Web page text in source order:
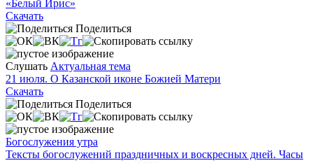
«Белый Ирис»
Скачать
Поделиться
Слушать Актуальная тема
21 июля. О Казанской иконе Божией Матери
Скачать
Поделиться
Богослужения утра
Тексты богослужений праздничных и воскресных дней. Часы